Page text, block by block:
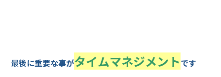
最後に重要な事がタイムマネジメントです